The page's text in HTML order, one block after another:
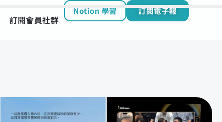
訂閱會員社群
Notion 學習 訂閱電子報